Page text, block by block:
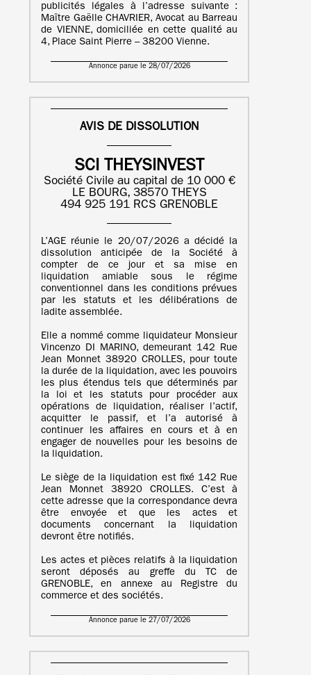
publicités légales à l’adresse suivante :
Maître Gaëlle CHAVRIER, Avocat au Barreau
de VIENNE, domiciliée en cette qualité au
4, Place Saint Pierre – 38200 Vienne.
Annonce parue le 28/07/2026
AVIS DE DISSOLUTION
SCI THEYSINVEST
Société Civile au capital de 10 000 €
LE BOURG, 38570 THEYS
494 925 191 RCS GRENOBLE
L’AGE réunie le 20/07/2026 a décidé la
dissolution anticipée de la Société à
compter de ce jour et sa mise en
liquidation amiable sous le régime
conventionnel dans les conditions prévues
par les statuts et les délibérations de
ladite assemblée.
Elle a nommé comme liquidateur Monsieur
Vincenzo DI MARINO, demeurant 142 Rue
Jean Monnet 38920 CROLLES, pour toute
la durée de la liquidation, avec les pouvoirs
les plus étendus tels que déterminés par
la loi et les statuts pour procéder aux
opérations de liquidation, réaliser l’actif,
acquitter le passif, et l’a autorisé à
continuer les affaires en cours et à en
engager de nouvelles pour les besoins de
la liquidation.
Le siège de la liquidation est fixé 142 Rue
Jean Monnet 38920 CROLLES. C’est à
cette adresse que la correspondance devra
être envoyée et que les actes et
documents concernant la liquidation
devront être notifiés.
Les actes et pièces relatifs à la liquidation
seront déposés au greffe du TC de
GRENOBLE, en annexe au Registre du
commerce et des sociétés.
Annonce parue le 27/07/2026